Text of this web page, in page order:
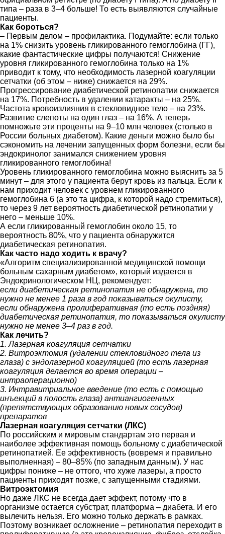
типа – раза в 3–4 больше! То есть выявляются случайные
пациенты.
Как бороться?
– Первым делом – профилактика. Подумайте: если только
на 1% снизить уровень гликированного гемоглобина (ГГ),
какие фантастические цифры получаются! Снижение
уровня гликированного гемоглобина только на 1%
приводит к тому, что необходимость лазерной коагуляции
сетчатки (об этом – ниже) снижается на 29%.
Прогрессирование диабетической ретинопатии снижается
на 17%. Потребность в удалении катаракты – на 25%.
Частота кровоизлияния в стекловидное тело – на 23%.
Развитие слепоты на один глаз – на 16%. А теперь
помножьте эти проценты на 9–10 млн человек (столько в
России больных диабетом). Какие деньги можно было бы
сэкономить на лечении запущенных форм болезни, если бы
эндокринолог занимался снижением уровня
гликированного гемоглобина!
Уровень гликированного гемоглобина можно выяснить за 5
минут – для этого у пациента берут кровь из пальца. Если к
нам приходит человек с уровнем гликированного
гемоглобина 6 (а это та цифра, к которой надо стремиться),
то через 9 лет вероятность диабетической ретинопатии у
него – меньше 10%.
А если гликированный гемоглобин около 15, то
вероятность 80%, что у пациента обнаружится
диабетическая ретинопатия.
Как часто надо ходить к врачу?
«Алгоритм специализированной медицинской помощи
больным сахарным диабетом», который издается в
Эндокринологическом НЦ, рекомендует:
если диабетическая ретинопатия не обнаружена, то
нужно не менее 1 раза в год показываться окулисту,
если обнаружена пролиферативная (то есть поздняя)
диабетическая ретинопатия, то показываться окулисту
нужно не менее 3–4 раз в год.
Как лечить?
1. Лазерная коагуляция сетчатки
2. Витроэктомия (удалении стекловидного тела из
глаза) с эндолазерной коагуляцией (то есть лазерная
коагуляция делается во время операции –
интраоперационно)
3. Интравитриальное введение (то есть с помощью
инъекций в полость глаза) антиангиогенных
(препятствующих образованию новых сосудов)
препаратов
Лазерная коагуляция сетчатки (ЛКС)
По российским и мировым стандартам это первая и
наиболее эффективная помощь больному с диабетической
ретинопатией. Ее эффективность (вовремя и правильно
выполненная) – 80–85% (по западным данным). У нас
цифры пониже – не оттого, что хуже лазеры, а просто
пациенты приходят позже, с запущенными стадиями.
Витроэктомия
Но даже ЛКС не всегда дает эффект, потому что в
организме остается субстрат, платформа – диабета. И его
вылечить нельзя. Его можно только держать в рамках.
Поэтому возникает осложнение – ретинопатия переходит в